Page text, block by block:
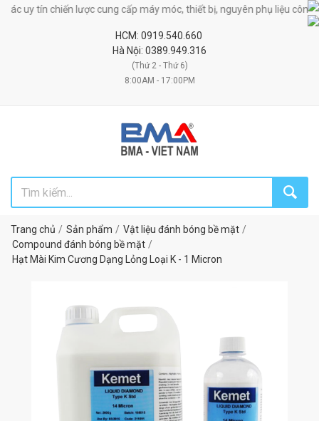
uy tín chiến lược cung cấp máy móc, thiết bị, nguyên phụ liệu công
HCM: 0919.540.660
Hà Nội: 0389.949.316
(Thứ 2 - Thứ 6)
8:00AM - 17:00PM
Trang chủ Sản phẩm
Vật liệu đánh bóng bề mặt
Compound đánh bóng bề mặt
Hạt Mài Kim Cương Dạng Lỏng Loại K - 1 Micron